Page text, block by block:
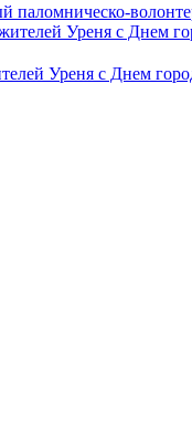
паломническо-
Уреня с Днем